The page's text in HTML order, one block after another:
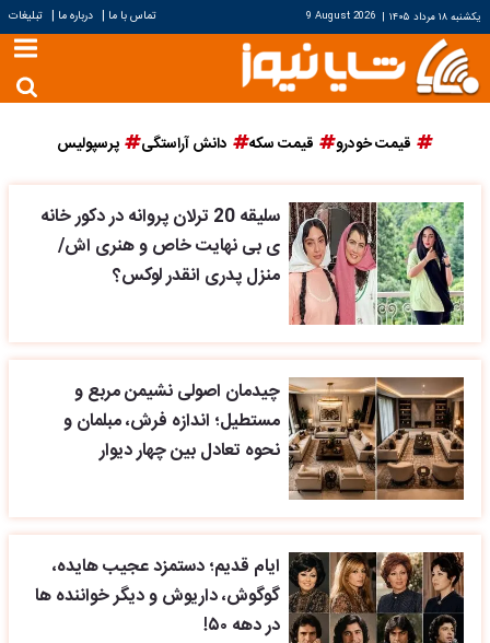
یکشنبه ۱۸ مرداد ۱۴۰۵ |
9 August 2026 تماس با ما | درباره ما | تبلیغات
قیمت خودرو قیمت سکه دانش آراستگی پرسپولیس
سلیقه 20 ترلان پروانه در دکور خانه
ی بی نهایت خاص و هنری اش/
منزل پدری انقدر لوکس؟
چیدمان اصولی نشیمن مربع و
مستطیل؛ اندازه فرش، مبلمان و
نحوه تعادل بین چهار دیوار
ایام قدیم؛ دستمزد عجیب هایده،
گوگوش، داریوش و دیگر خواننده ها
در دهه ۵۰!